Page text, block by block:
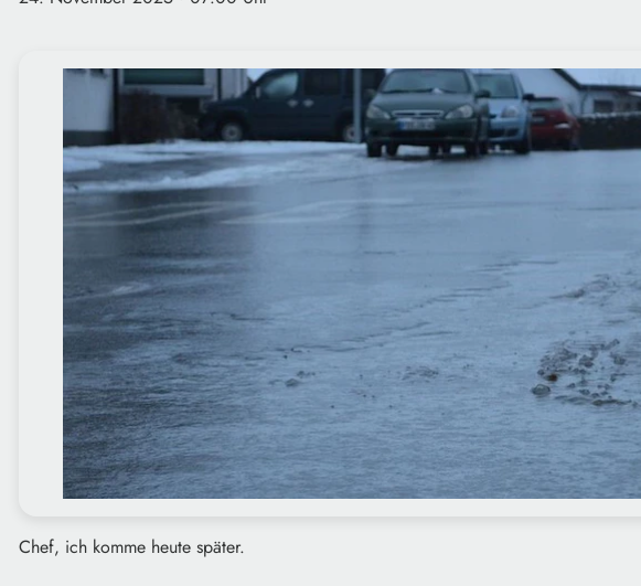
Chef, ich komme heute später.